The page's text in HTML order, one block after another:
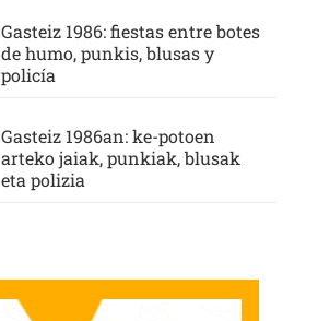
Gasteiz 1986: fiestas entre botes
de humo, punkis, blusas y
policía
Gasteiz 1986an: ke-potoen
arteko jaiak, punkiak, blusak
eta polizia